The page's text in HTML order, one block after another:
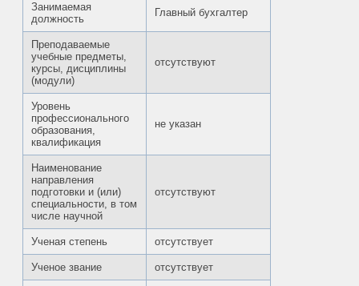
Занимаемая
должность
Главный бухгалтер
Преподаваемые
учебные предметы,
курсы, дисциплины
(модули)
отсутствуют
Уровень
профессионального
образования,
квалификация
не указан
Наименование
направления
подготовки и (или)
специальности, в том
числе научной
отсутствуют
Ученая степень отсутствует
Ученое звание отсутствует